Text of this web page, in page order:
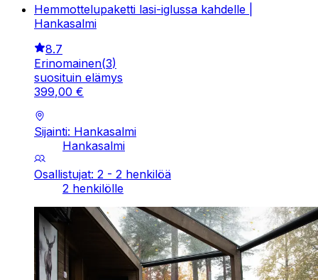
Hemmottelupaketti lasi-iglussa kahdelle |
Hankasalmi
8.7
Erinomainen(3)
suosituin elämys
399,00 €
Sijainti: Hankasalmi
Hankasalmi
Osallistujat: 2 - 2 henkilöä
2 henkilölle